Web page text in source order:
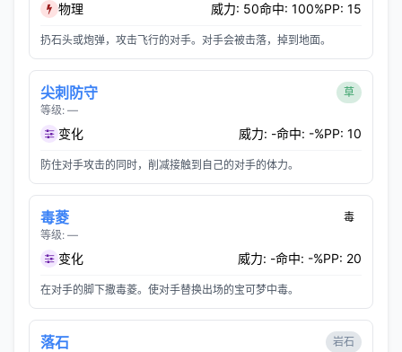
物理 威力: 50命中: 100%PP: 15
扔石头或炮弹，攻击飞行的对手。对手会被击落，掉到地面。
尖刺防守
等级: —
草
变化 威力: -命中: -%PP: 10
防住对手攻击的同时，削减接触到自己的对手的体力。
毒菱
等级: —
毒
变化 威力: -命中: -%PP: 20
在对手的脚下撒毒菱。使对手替换出场的宝可梦中毒。
落石 岩石